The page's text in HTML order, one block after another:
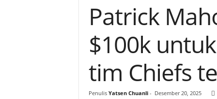
t
a
Patrick
$100k
tim Chiefs
Penulis Yatsen Chuanli- Desember 20, 2025